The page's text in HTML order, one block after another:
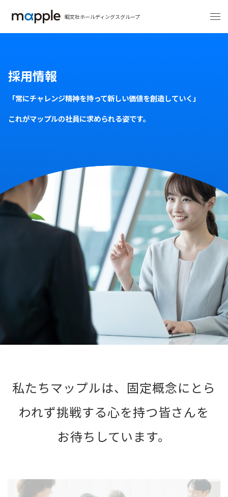
昭文社ホールディングスグループ
採用情報
「常にチャレンジ精神を持って新しい価値を創造していく」
これがマップルの社員に求められる姿です。
私たちマップルは、固定概念にとら
われず挑戦する心を持つ皆さんを
お待ちしています。